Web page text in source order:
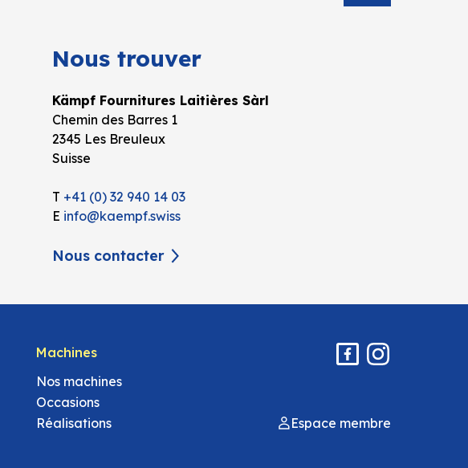
Nous trouver
Kämpf Fournitures Laitières Sàrl
Chemin des Barres 1
2345 Les Breuleux
Suisse
T +41 (0) 32 940 14 03
E info@kaempf.swiss
Nous contacter
Machines
Nos machines
Occasions
Réalisations
Espace membre